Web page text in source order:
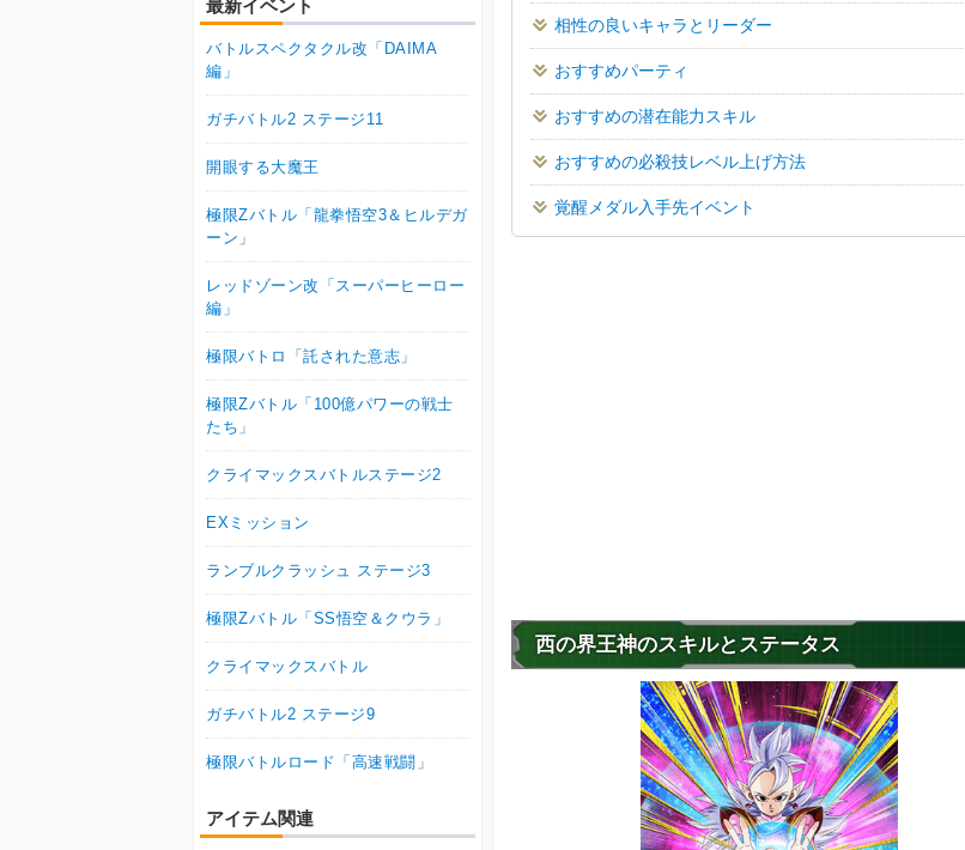
相性の良いキャラとリーダー
おすすめパーティ
おすすめの潜在能力スキル
おすすめの必殺技レベル上げ方法
覚醒メダル入手先イベント
西の界王神のスキルとステータス
最新イベント
バトルスペクタクル改「DAIMA
編」
ガチバトル2 ステージ11
開眼する大魔王
極限Zバトル「龍拳悟空3＆ヒルデガ
ーン」
レッドゾーン改「スーパーヒーロー
編」
極限バトロ「託された意志」
極限Zバトル「100億パワーの戦士
たち」
クライマックスバトルステージ2
EXミッション
ランブルクラッシュ ステージ3
極限Zバトル「SS悟空＆クウラ」
クライマックスバトル
ガチバトル2 ステージ9
極限バトルロード「高速戦闘」
アイテム関連